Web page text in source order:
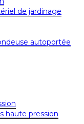
de jardinage
autoportée
haute pression